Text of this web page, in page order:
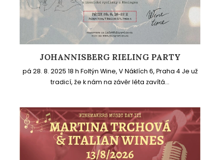
JOHANNISBERG RIELING PARTY
pá 28. 8. 2025 18 h Foltýn Wine, V Náklích 6, Praha 4 Je už
tradicí, že k nám na závěr léta zavítá...